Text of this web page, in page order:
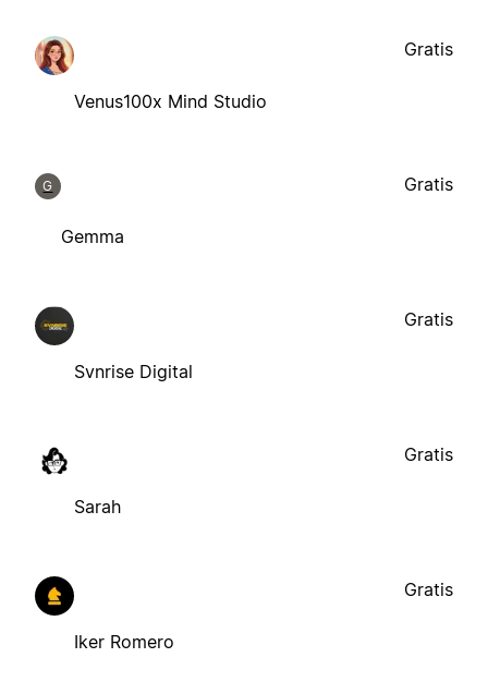
Venus100x Mind Studio
Gratis
G
Gemma
Gratis
Svnrise Digital
Gratis
Sarah
Gratis
Iker Romero
Gratis